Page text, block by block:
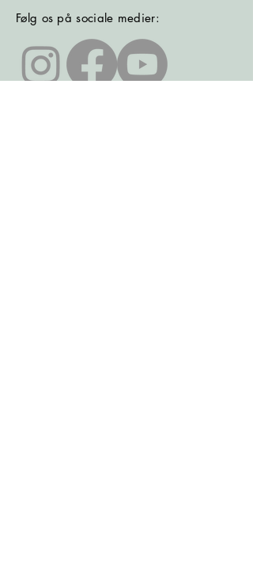
Følg os på sociale medier: